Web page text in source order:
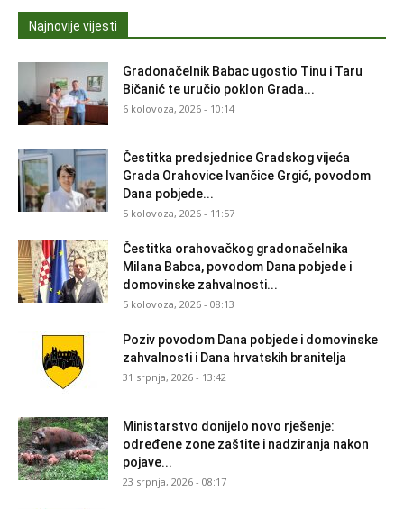
Najnovije vijesti
Gradonačelnik Babac ugostio Tinu i Taru
Bičanić te uručio poklon Grada...
6 kolovoza, 2026 - 10:14
Čestitka predsjednice Gradskog vijeća
Grada Orahovice Ivančice Grgić, povodom
Dana pobjede...
5 kolovoza, 2026 - 11:57
Čestitka orahovačkog gradonačelnika
Milana Babca, povodom Dana pobjede i
domovinske zahvalnosti...
5 kolovoza, 2026 - 08:13
Poziv povodom Dana pobjede i domovinske
zahvalnosti i Dana hrvatskih branitelja
31 srpnja, 2026 - 13:42
Ministarstvo donijelo novo rješenje:
određene zone zaštite i nadziranja nakon
pojave...
23 srpnja, 2026 - 08:17